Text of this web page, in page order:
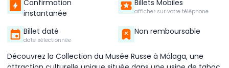
Confirmation
instantanée
Billets Mobiles
afficher sur votre téléphone
Billet daté
date sélectionnée
Non remboursable
Découvrez la Collection du Musée Russe à Málaga, une